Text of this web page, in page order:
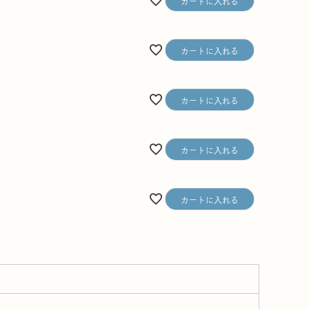
カートに入れる
カートに入れる
カートに入れる
カートに入れる